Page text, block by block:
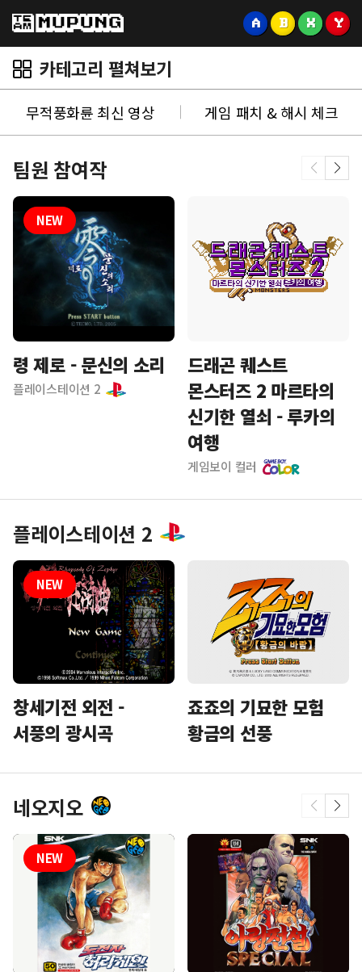
A B X Y
카테고리 펼쳐보기
무적풍화륜 최신 영상 게임 패치 & 해시 체크
팀원 참여작
령 제로 - 문신의 소리
플레이스테이션 2
드래곤 퀘스트
몬스터즈 2 마르타의
신기한 열쇠 - 루카의
여행
게임보이 컬러
플레이스테이션 2
창세기전 외전 -
서풍의 광시곡
죠죠의 기묘한 모험
황금의 선풍
네오지오